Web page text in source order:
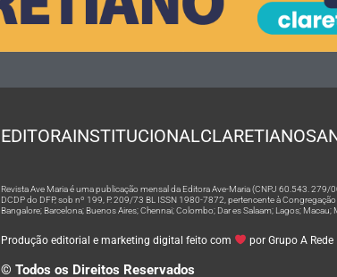
EDITORAINSTITUCIONALCLARETIANOS
Revista Ave Maria é uma publicação mensal da Editora Ave-Maria (CNPJ 60.543.
DCDP do DFP, sob nº 199, P. 209/73 BL ISSN 1980-7872, pertencente à
Bangalore; Barcelona; Buenos Aires; Chennai; Colombo; Dar es Salaam; Lagos; Macau;
Produção editorial e marketing digital feito com por Grupo A Rede
© Todos os Direitos Reservados